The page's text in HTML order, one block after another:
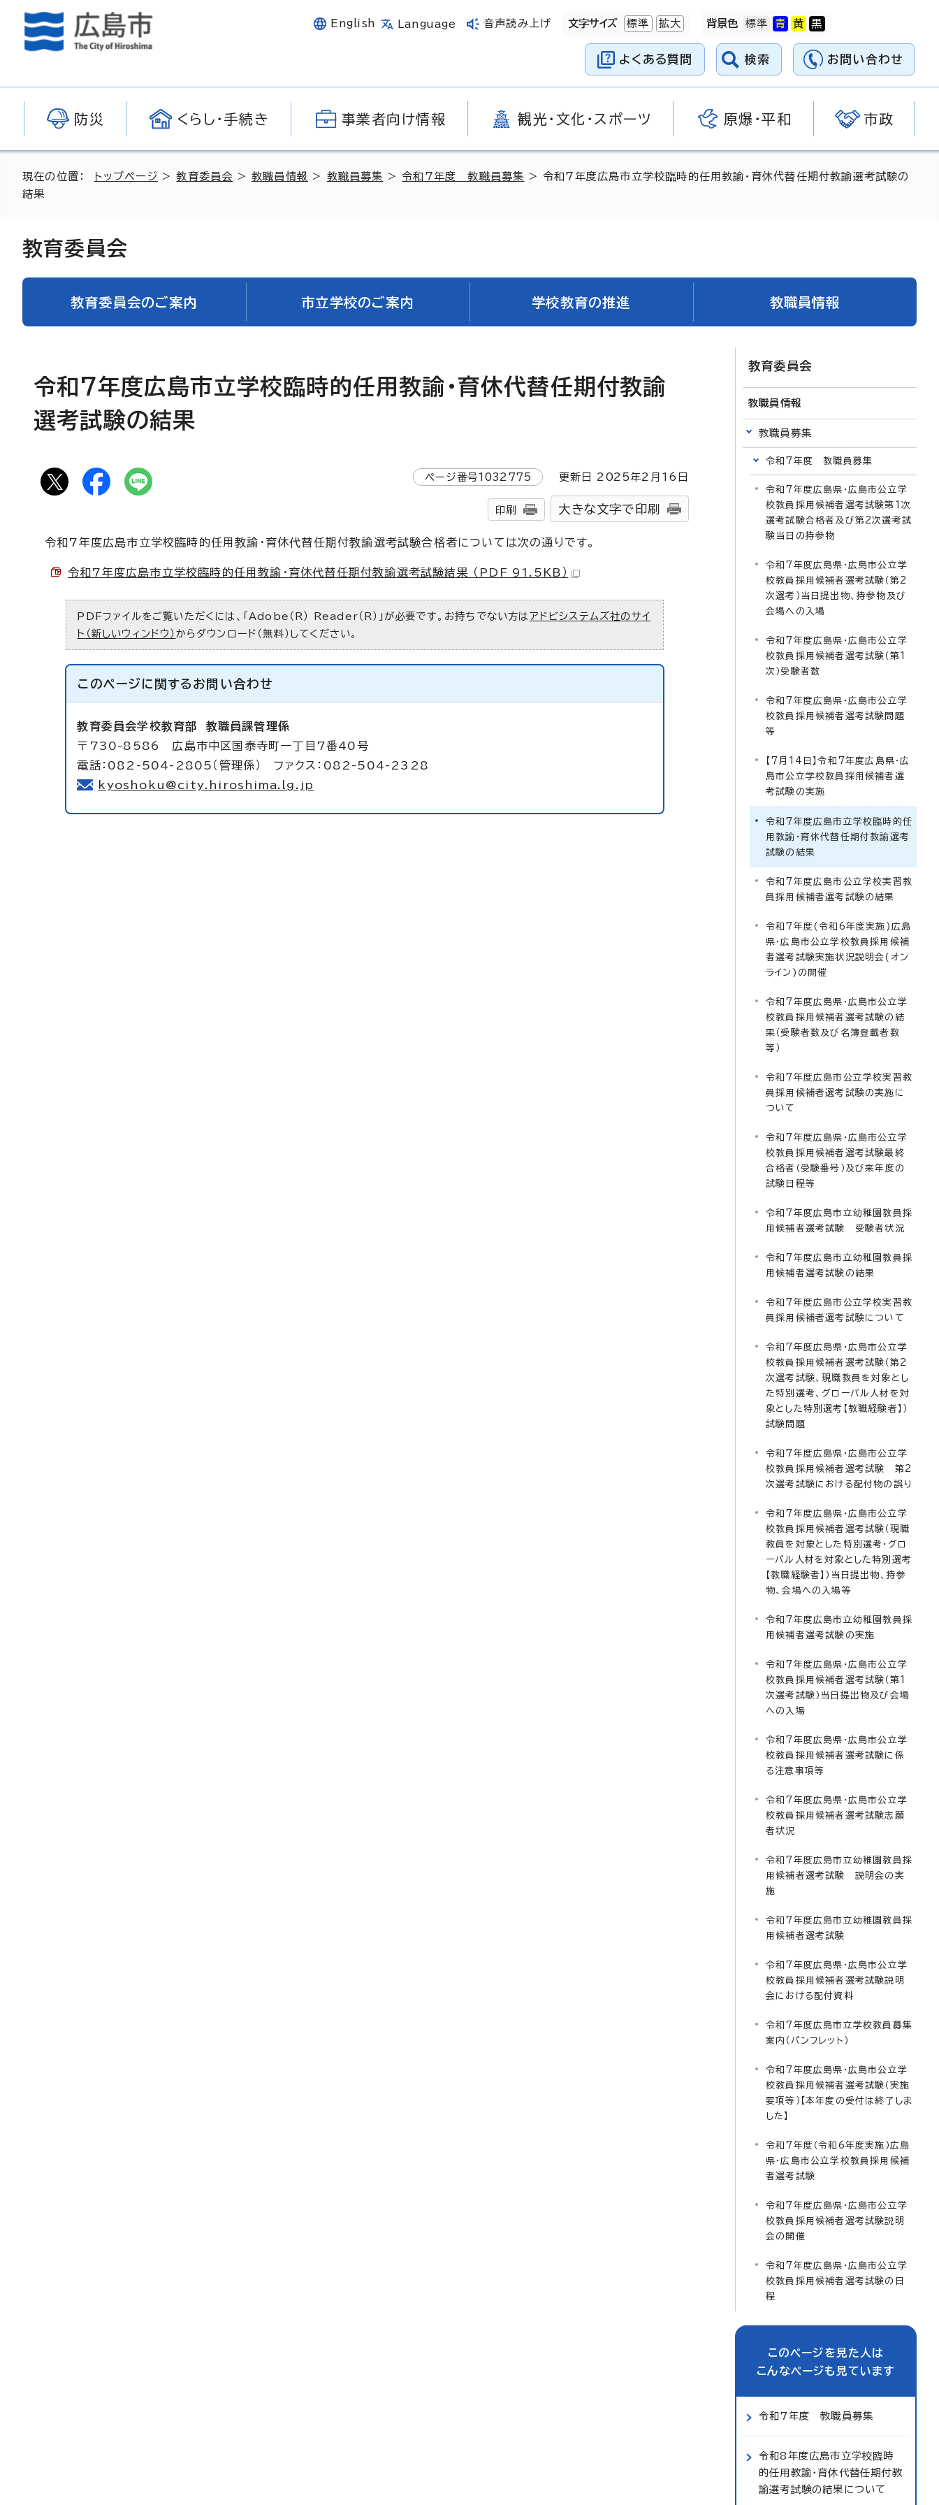
English Language 音声読み上げ 文字サイズ 標準 拡大 背景色
よくある質問 検索 お問い合わせ
防災 くらし・手続き 事業者向け情報 観光・文化・スポーツ 原爆・平和 市政
現在の位置： トップページ >教育委員会 >教職員情報 > 教職員募集 >令和7年度 教職員募集 > 令和7年度広島市立学校臨時的任用教諭・育休代替任期付教諭選考試験の
結果
教育委員会
教育委員会のご案内 市立学校のご案内 学校教育の推進 教職員情報
令和7年度広島市立学校臨時的任用教諭・育休代替任期付教諭
選考試験の結果
ページ番号1032775 更新日 2025年2月 16 日
印刷 大きな文字で印刷
令和7年度広島市立学校臨時的任用教諭・育休代替任期付教諭選考試験合格者については次の通りです。
令和7年度広島市立学校臨時的任用教諭・育休代替任期付教諭選考試験結果 （PDF 91.5KB）
PDFファイルをご覧いただくには、「Adobe（R） Reader（R）」が必要です。お持ちでない方は アドビシステムズ社のサイ
ト（新しいウィンドウ） からダウンロード（無料）してください。
このページに関する お問い合わせ
教育委員会学校教育部 教職員課管理係
〒730-8586 広島市中区国泰寺町一丁目7番40号
電話：082-504-2805（管理係） ファクス：082-504-2328
kyoshoku@city.hiroshima.lg.jp
教育委員会
教職員情報
教職員募集
令和7年度 教職員募集
令和7年度広島県・広島市公立学
校教員採用候補者選考試験第1次
選考試験合格者及び第2次選考試
験当日の持参物
令和7年度広島県・広島市公立学
校教員採用候補者選考試験（第2
次選考）当日提出物、持参物及び
会場への入場
令和7年度広島県・広島市公立学
校教員採用候補者選考試験（第1
次）受験者数
令和7年度広島県・広島市公立学
校教員採用候補者選考試験問題
等
【7月14日】令和7年度広島県・広
島市公立学校教員採用候補者選
考試験の実施
令和7年度広島市立学校臨時的任
用教諭・育休代替任期付教諭選考
試験の結果
令和7年度広島市公立学校実習教
員採用候補者選考試験の結果
令和7年度(令和6年度実施)広島
県・広島市公立学校教員採用候補
者選考試験実施状況説明会(オン
ライン)の開催
令和7年度広島県・広島市公立学
校教員採用候補者選考試験の結
果（受験者数及び名簿登載者数
等）
令和7年度広島市公立学校実習教
員採用候補者選考試験の実施に
ついて
令和7年度広島県・広島市公立学
校教員採用候補者選考試験最終
合格者（受験番号）及び来年度の
試験日程等
令和7年度広島市立幼稚園教員採
用候補者選考試験 受験者状況
令和7年度広島市立幼稚園教員採
用候補者選考試験の結果
令和7年度広島市公立学校実習教
員採用候補者選考試験について
令和7年度広島県・広島市公立学
校教員採用候補者選考試験（第2
次選考試験、現職教員を対象とし
た特別選考、グローバル人材を対
象とした特別選考【教職経験者】）
試験問題
令和7年度広島県・広島市公立学
校教員採用候補者選考試験 第2
次選考試験における配付物の誤り
令和7年度広島県・広島市公立学
校教員採用候補者選考試験（現職
教員を対象とした特別選考・グロ
ーバル人材を対象とした特別選考
【教職経験者】）当日提出物、持参
物、会場への入場等
令和7年度広島市立幼稚園教員採
用候補者選考試験の実施
令和7年度広島県・広島市公立学
校教員採用候補者選考試験（第1
次選考試験）当日提出物及び会場
への入場
令和7年度広島県・広島市公立学
校教員採用候補者選考試験に係
る注意事項等
令和7年度広島県・広島市公立学
校教員採用候補者選考試験志願
者状況
令和7年度広島市立幼稚園教員採
用候補者選考試験 説明会の実
施
令和7年度広島市立幼稚園教員採
用候補者選考試験
令和7年度広島県・広島市公立学
校教員採用候補者選考試験説明
会における配付資料
令和7年度広島市立学校教員募集
案内（パンフレット）
令和7年度広島県・広島市公立学
校教員採用候補者選考試験（実施
要項等）【本年度の受付は終了しま
した】
令和7年度（令和6年度実施）広島
県・広島市公立学校教員採用候補
者選考試験
令和7年度広島県・広島市公立学
校教員採用候補者選考試験説明
会の開催
令和7年度広島県・広島市公立学
校教員採用候補者選考試験の日
程
このページを見た人は
こんなページも見ています
令和7年度 教職員募集
令和8年度広島市立学校臨時
的任用教諭・育休代替任期付教
諭選考試験の結果について